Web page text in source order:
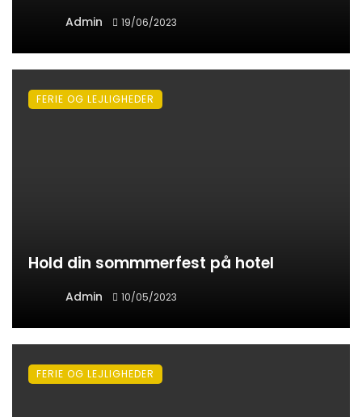
Admin 19/06/2023
Hold din sommmerfest på hotel
Admin 10/05/2023
FERIE OG LEJLIGHEDER
FERIE OG LEJLIGHEDER